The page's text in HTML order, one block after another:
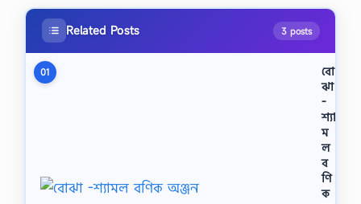
Related Posts 3 posts
01
বো
ঝা
-
শ্যা
ম
ল
ব
ণি
ক